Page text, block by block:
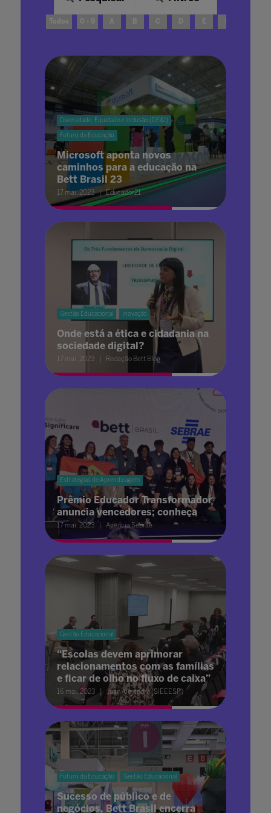
Todos 0 - 9 A B C E
Diversidade, Equidade e Inclusão (DE&I)
Futuro da Educação
Microsoft aponta novos
caminhos para a educação na
Bett Brasil 23
17 mai. 2023 Educador21
Gestão Educacional Inovação
Onde está a ética e cidadania na
sociedade digital?
17 mai. 2023 Redação Bett Blog
Estratégias de Aprendizagem
Prêmio Educador Transformador
anuncia vencedores; conheça
17 mai. 2023 Agência Sebrae
Gestão Educacional
“Escolas devem aprimorar
relacionamentos com as famílias
e ficar de olho no fluxo de caixa”
16 mai. 2023 Juan Alejandro (SIEEESP)
Futuro da Educação Gestão Educacional
Sucesso de público e de
negócios, Bett Brasil encerra